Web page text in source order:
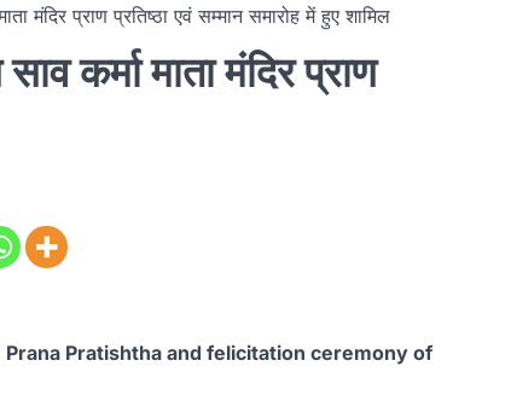
प्राण प्रतिष्ठा एवं सम्मान समारोह में हुए शामिल
माता मंदिर प्राण
Pratishtha and felicitation ceremony of